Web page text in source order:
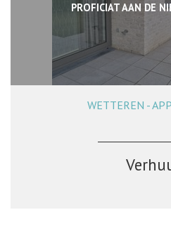
PROFICIAT AAN DE
99 m²
WETTEREN -